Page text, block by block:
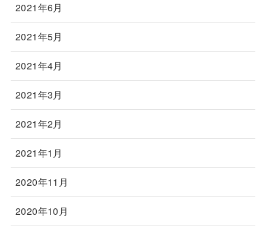
2021年6月
2021年5月
2021年4月
2021年3月
2021年2月
2021年1月
2020年11月
2020年10月